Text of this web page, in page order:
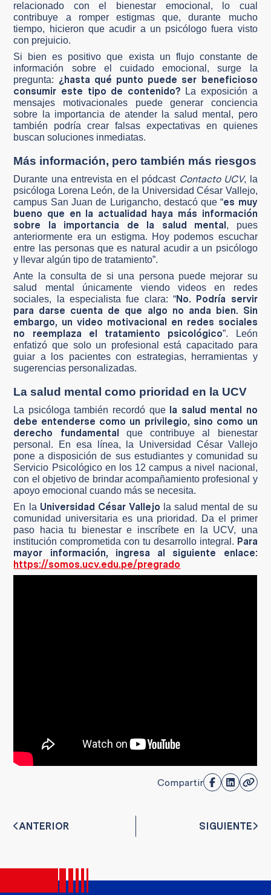
relacionado con el bienestar emocional, lo cual
contribuye a romper estigmas que, durante mucho
tiempo, hicieron que acudir a un psicólogo fuera visto
con prejuicio.
Si bien es positivo que exista un flujo constante de
información sobre el cuidado emocional, surge la
pregunta: ¿hasta qué punto puede ser beneficioso
consumir este tipo de contenido?
La exposición a
mensajes motivacionales puede generar conciencia
sobre la importancia de atender la salud mental, pero
también podría crear falsas expectativas en quienes
buscan soluciones inmediatas.
Más información, pero también más riesgos
Durante una entrevista en el pódcast Contacto UCV, la
psicóloga Lorena León, de la Universidad César Vallejo,
campus San Juan de Lurigancho, destacó que “es muy
bueno que en la actualidad haya más información
sobre la importancia de la salud mental, pues
anteriormente era un estigma. Hoy podemos escuchar
entre las personas que es natural acudir a un psicólogo
y llevar algún tipo de tratamiento”.
Ante la consulta de si una persona puede mejorar su
salud mental únicamente viendo videos en redes
sociales, la especialista fue clara: “No. Podría servir
para darse cuenta de que algo no anda bien. Sin
embargo, un video motivacional en redes sociales
no reemplaza el tratamiento psicológico”. León
enfatizó que solo un profesional está capacitado para
guiar a los pacientes con estrategias, herramientas y
sugerencias personalizadas.
La salud mental como prioridad en la UCV
La psicóloga también recordó que la salud mental no
debe entenderse como un privilegio, sino como un
derecho fundamental que contribuye al bienestar
personal. En esa línea, la Universidad César Vallejo
pone a disposición de sus estudiantes y comunidad su
Servicio Psicológico en los 12 campus a nivel nacional,
con el objetivo de brindar acompañamiento profesional y
apoyo emocional cuando más se necesita.
En la Universidad César Vallejo la salud mental de su
comunidad universitaria es una prioridad. Da el primer
paso hacia tu bienestar e inscríbete en la UCV, una
institución comprometida con tu desarrollo integral. Para
mayor información, ingresa al siguiente enlace:
https://somos.ucv.edu.pe/pregrado
Compartir
ANTERIOR SIGUIENTE